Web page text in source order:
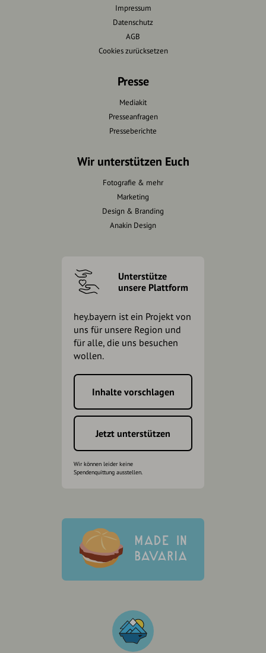
Impressum
Datenschutz
AGB
Cookies zurücksetzen
Presse
Mediakit
Presseanfragen
Presseberichte
Wir unterstützen Euch
Fotografie & mehr
Marketing
Design & Branding
Anakin Design
Unterstütze
unsere Plattform
hey.bayern ist ein Projekt von
uns für unsere Region und
für alle, die uns besuchen
wollen.
Inhalte vorschlagen
Jetzt unterstützen
Wir können leider keine
Spendenquittung ausstellen.